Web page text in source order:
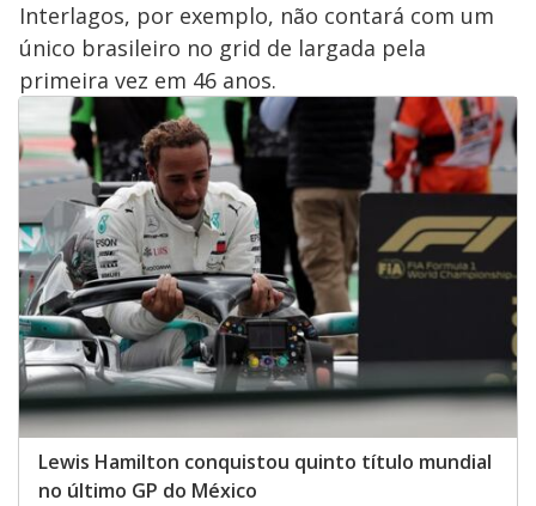
Interlagos, por exemplo, não contará com um
único brasileiro no grid de largada pela
primeira vez em 46 anos.
Lewis Hamilton conquistou quinto título mundial
no último GP do México